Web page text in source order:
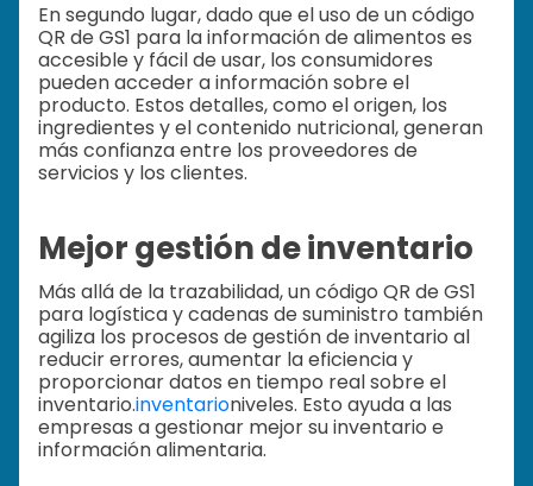
En segundo lugar, dado que el uso de un código
QR de GS1 para la información de alimentos es
accesible y fácil de usar, los consumidores
pueden acceder a información sobre el
producto. Estos detalles, como el origen, los
ingredientes y el contenido nutricional, generan
más confianza entre los proveedores de
servicios y los clientes.
Mejor gestión de inventario
Más allá de la trazabilidad, un código QR de GS1
para logística y cadenas de suministro también
agiliza los procesos de gestión de inventario al
reducir errores, aumentar la eficiencia y
proporcionar datos en tiempo real sobre el
inventario.inventarioniveles. Esto ayuda a las
empresas a gestionar mejor su inventario e
información alimentaria.